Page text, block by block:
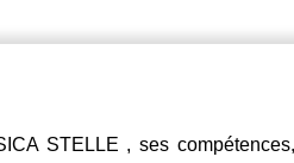
STELLE , ses